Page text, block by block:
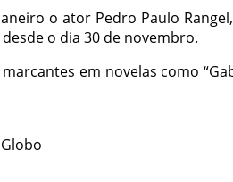
o ator Pedro Paulo
o dia 30 de novembro.
em novelas como